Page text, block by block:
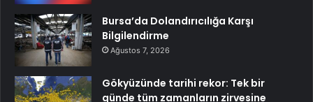
Bursa’da Dolandırıcılığa Karşı
Bilgilendirme
Ağustos 7, 2026
Gökyüzünde tarihi rekor: Tek bir
günde tüm zamanların zirvesine